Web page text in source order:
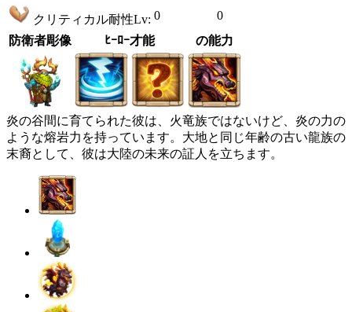
クリティカル耐性Lv: 0
0
防衛者彫像
ﾋｰﾛｰ才能 の能力
炎の谷間に育てられた彼は、火竜族ではないけど、炎の力の
ような熔岩力を持っています。大地と同じ年齢の古い龍族の
末裔として、彼は大陸の未来の証人を立ちます。